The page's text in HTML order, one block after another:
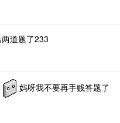
道题了233
妈呀我不要再手贱答题了